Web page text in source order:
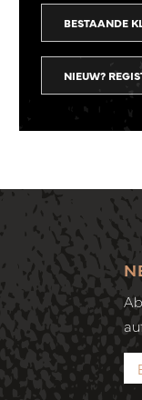
BESTAANDE
NIEUW?